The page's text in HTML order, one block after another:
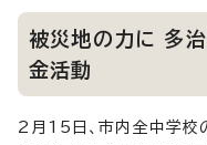
被災地の力に 多
金活動
2月15日、市内全中学校